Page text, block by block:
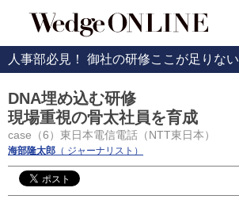
人事部必見！ 御社の研修ここが足りない
DNA埋め込む研修
現場重視の骨太社員を育成
case（6）東日本電信電話（NTT東日本）
海部隆太郎 （ ジャーナリスト）